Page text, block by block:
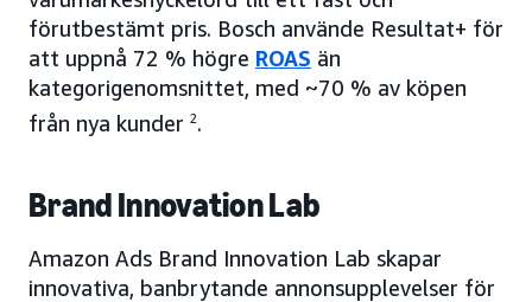
förutbestämt pris. Bosch använde Resultat+ för
att uppnå 72 % högre ROAS än
kategorigenomsnittet, med ~70 % av köpen
från nya kunder 2.
Brand Innovation Lab
Amazon Ads Brand Innovation Lab skapar
innovativa, banbrytande annonsupplevelser för